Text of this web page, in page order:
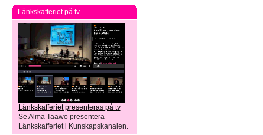
Länkskafferiet på tv
Länkskafferiet presenteras på tv
Se Alma Taawo presentera
Länkskafferiet i Kunskapskanalen.